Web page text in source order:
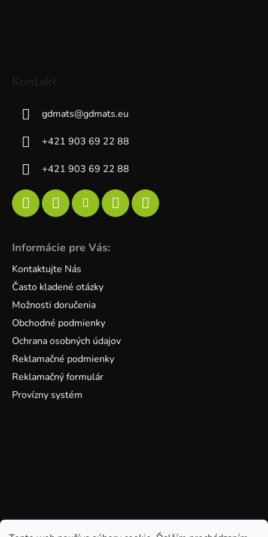
gdmats@gdmats.eu
+421 903 69 22 88
+421 903 69 22 88
Informácie pre Vás:
Kontaktujte Nás
Často kladené otázky
Možnosti doručenia
Obchodné podmienky
Ochrana osobných údajov
Reklamačné podmienky
Reklamačný formulár
Provízny systém